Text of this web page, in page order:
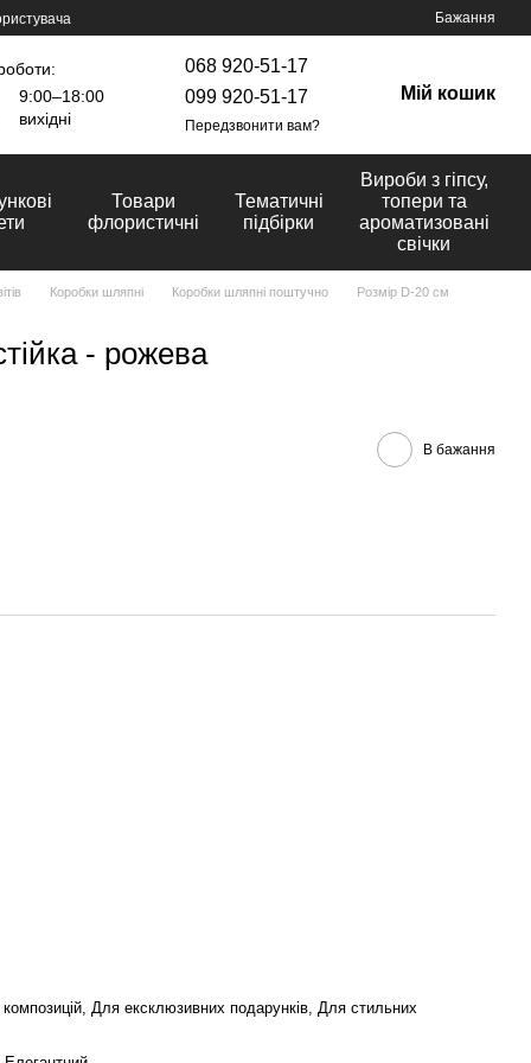
Бажання
9:00–18:00
вихідні
068 920-51-17
099 920-51-17
Передзвонити вам?
Мій кошик
Товари
флористичні
Тематичні
підбірки
Вироби з гіпсу,
топери та
ароматизовані
свічки
Коробки шляпні Коробки шляпні поштучно
Розмір D-20 cм
- рожева
В бажання
Для ексклюзивних подарунків, Для стильних